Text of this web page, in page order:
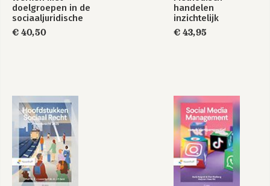
doelgroepen in de
sociaaljuridische
dienstverlening
€ 40,50
handelen
inzichtelijk
€ 43,95